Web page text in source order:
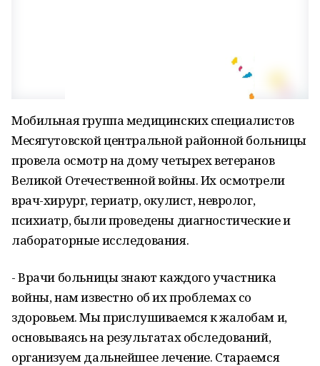
Мобильная группа медицинских специалистов
Месягутовской центральной районной больницы
провела осмотр на дому четырех ветеранов
Великой Отечественной войны. Их осмотрели
врач-хирург, гериатр, окулист, невролог,
психиатр, были проведены диагностические и
лабораторные исследования.
- Врачи больницы знают каждого участника
войны, нам известно об их проблемах со
здоровьем. Мы прислушиваемся к жалобам и,
основываясь на результатах обследований,
организуем дальнейшее лечение. Стараемся